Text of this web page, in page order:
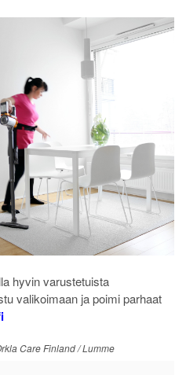
hyvin varustetuista
valikoimaan ja poimi parhaat
Care Finland / Lumme